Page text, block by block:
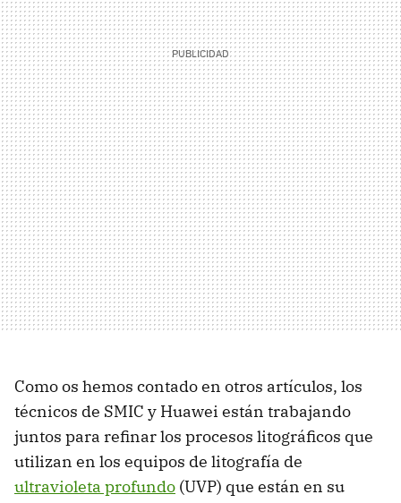
Como os hemos contado en otros artículos, los
técnicos de SMIC y Huawei están trabajando
juntos para refinar los procesos litográficos que
utilizan en los equipos de litografía de
ultravioleta profundo (UVP) que están en su